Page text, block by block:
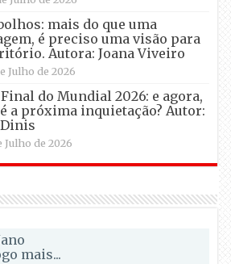
mais do que uma
é preciso uma visão para
Autora: Joana Viveiro
Julho de 2026
Final do Mundial 2026: e agora,
a próxima inquietação? Autor:
Dinis
Julho de 2026
mais...